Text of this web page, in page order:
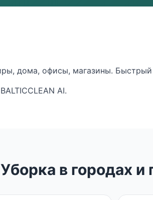
дома, офисы, магазины.
AI.
Уборка в городах и